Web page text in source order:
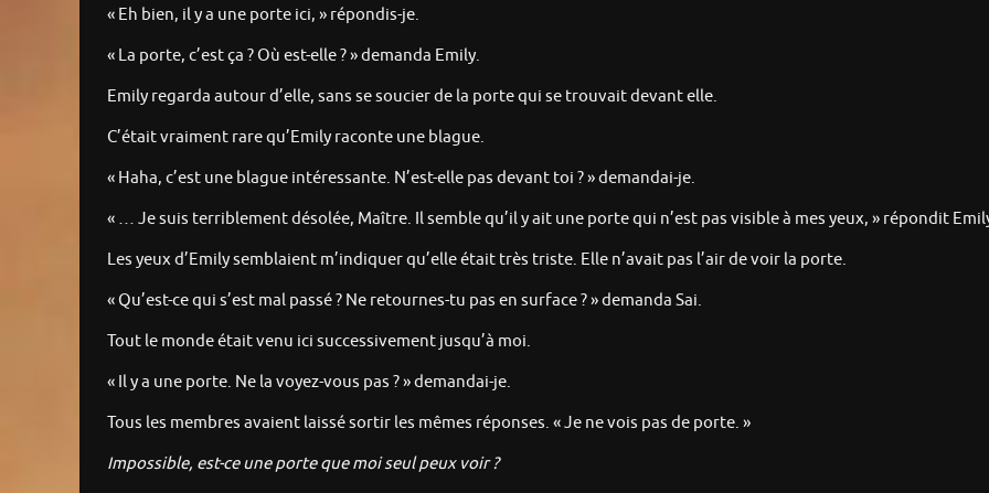
« Eh bien, il y a une porte ici, » répondis-je.
« La porte, c’est ça ? Où est-elle ? » demanda Emily.
Emily regarda autour d’elle, sans se soucier de la porte qui se trouvait devant elle.
C’était vraiment rare qu’Emily raconte une blague.
« Haha, c’est une blague intéressante. N’est-elle pas devant toi ? » demandai-je.
« … Je suis terriblement désolée, Maître. Il semble qu’il y ait une porte qui n’est pas visible à mes yeux, » répondit
Les yeux d’Emily semblaient m’indiquer qu’elle était très triste. Elle n’avait pas l’air de voir la porte.
« Qu’est-ce qui s’est mal passé ? Ne retournes-tu pas en surface ? » demanda Sai.
Tout le monde était venu ici successivement jusqu’à moi.
« Il y a une porte. Ne la voyez-vous pas ? » demandai-je.
Tous les membres avaient laissé sortir les mêmes réponses. « Je ne vois pas de porte. »
Impossible, est-ce une porte que moi seul peux voir ?